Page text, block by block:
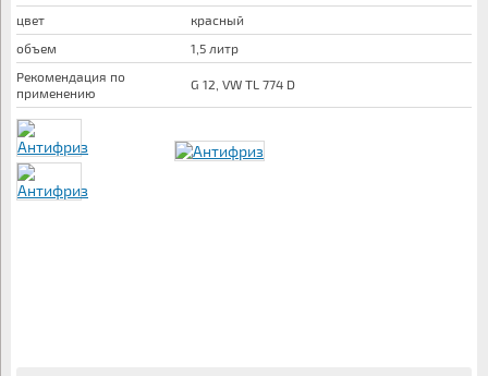
цвет
красный
объем
1,5 литр
Рекомендация по
применению
G 12, VW TL 774 D